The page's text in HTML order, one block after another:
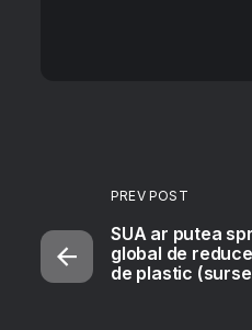
PREV POST
SUA ar putea
global de
de plastic